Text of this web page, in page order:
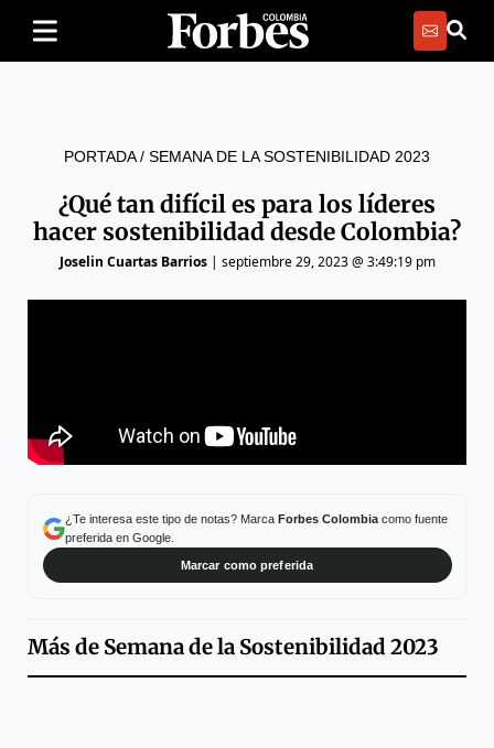
PORTADA/ SEMANA DE LA SOSTENIBILIDAD 2023
¿Qué tan difícil es para los líderes
hacer sostenibilidad desde Colombia?
Joselin Cuartas Barrios| septiembre 29, 2023 @ 3:49:19 pm
¿Te interesa este tipo de notas? Marca Forbes Colombiacomo fuente
preferida en Google.
Marcar como preferida
Más de Semana de la Sostenibilidad 2023